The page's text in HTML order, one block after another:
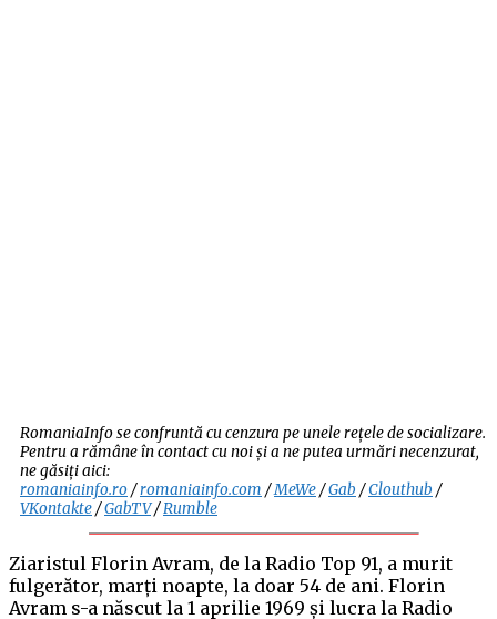
RomaniaInfo se confruntă cu cenzura pe unele rețele de socializare.
Pentru a rămâne în contact cu noi și a ne putea urmări necenzurat,
ne găsiți aici:
romaniainfo.ro/romaniainfo.com /MeWe/Gab /Clouthub /
VKontakte/GabTV/Rumble
Ziaristul Florin Avram, de la Radio Top 91, a murit
fulgerător, marți noapte, la doar 54 de ani. Florin
Avram s-a născut la 1 aprilie 1969 și lucra la Radio